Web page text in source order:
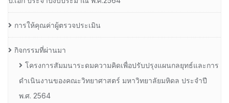
การให้คุณค่าผู้ตรวจประเมิน
กิจกรรมที่ผ่านมา
โครงการสัมมนาระดมความคิดเพื่อปรับปรุงแผนกลยุทธ์และการ
ดำเนินงานของคณะวิทยาศาสตร์ มหาวิทยาลัยมหิดล ประจำปี
พ.ศ. 2564